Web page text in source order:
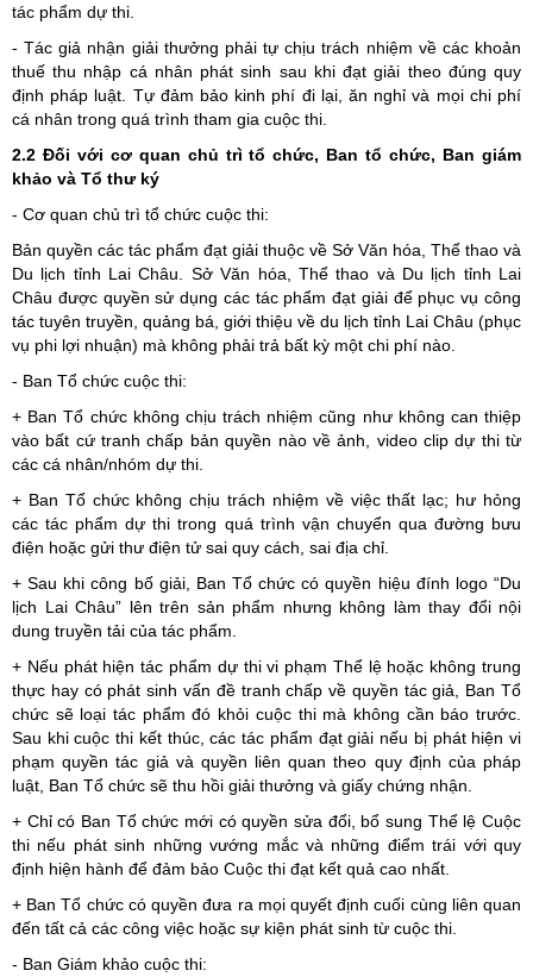
tác phẩm dự thi.
- Tác giả nhận giải thưởng phải tự chịu trách nhiệm về các khoản
thuế thu nhập cá nhân phát sinh sau khi đạt giải theo đúng quy
định pháp luật. Tự đảm bảo kinh phí đi lại, ăn nghỉ và mọi chi phí
cá nhân trong quá trình tham gia cuộc thi.
2.2 Đối với cơ quan chủ trì tổ chức, Ban tổ chức, Ban giám
khảo và Tổ thư ký
- Cơ quan chủ trì tổ chức cuộc thi:
Bản quyền các tác phẩm đạt giải thuộc về Sở Văn hóa, Thể thao và
Du lịch tỉnh Lai Châu. Sở Văn hóa, Thể thao và Du lịch tỉnh Lai
Châu được quyền sử dụng các tác phẩm đạt giải để phục vụ công
tác tuyên truyền, quảng bá, giới thiệu về du lịch tỉnh Lai Châu (phục
vụ phi lợi nhuận) mà không phải trả bất kỳ một chi phí nào.
- Ban Tổ chức cuộc thi:
+ Ban Tổ chức không chịu trách nhiệm cũng như không can thiệp
vào bất cứ tranh chấp bản quyền nào về ảnh, video clip dự thi từ
các cá nhân/nhóm dự thi.
+ Ban Tổ chức không chịu trách nhiệm về việc thất lạc; hư hỏng
các tác phẩm dự thi trong quá trình vận chuyển qua đường bưu
điện hoặc gửi thư điện tử sai quy cách, sai địa chỉ.
+ Sau khi công bố giải, Ban Tổ chức có quyền hiệu đính logo “Du
lịch Lai Châu” lên trên sản phẩm nhưng không làm thay đổi nội
dung truyền tải của tác phẩm.
+ Nếu phát hiện tác phẩm dự thi vi phạm Thể lệ hoặc không trung
thực hay có phát sinh vấn đề tranh chấp về quyền tác giả, Ban Tổ
chức sẽ loại tác phẩm đó khỏi cuộc thi mà không cần báo trước.
Sau khi cuộc thi kết thúc, các tác phẩm đạt giải nếu bị phát hiện vi
phạm quyền tác giả và quyền liên quan theo quy định của pháp
luật, Ban Tổ chức sẽ thu hồi giải thưởng và giấy chứng nhận.
+ Chỉ có Ban Tổ chức mới có quyền sửa đổi, bổ sung Thể lệ Cuộc
thi nếu phát sinh những vướng mắc và những điểm trái với quy
định hiện hành để đảm bảo Cuộc thi đạt kết quả cao nhất.
+ Ban Tổ chức có quyền đưa ra mọi quyết định cuối cùng liên quan
đến tất cả các công việc hoặc sự kiện phát sinh từ cuộc thi.
- Ban Giám khảo cuộc thi: